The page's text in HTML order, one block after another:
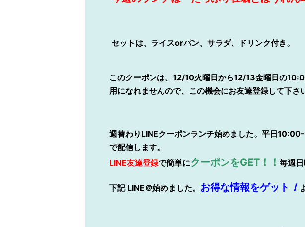
セットは、ライスorパン、サラダ、ドリンク付き。
このクーポンは、12/10火曜日から12/13金曜日の
用になれませんので、この機会にお友達登録して下さ
週替わりLINEクーポンランチ始めました。平日
で配信します。
LINE友達登録で簡単にクーポンをGET！！ 毎週
下記 LINE＠始めました。 お得な情報をゲット ！